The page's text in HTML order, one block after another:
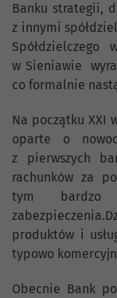
Banku strategii,
z innymi
Spółdzielczego
w Sieniawie
co formalnie
Na początku XXI
oparte o
z pierwszych
rachunków za
tym bardzo
produktów i
typowo
Obecnie Bank